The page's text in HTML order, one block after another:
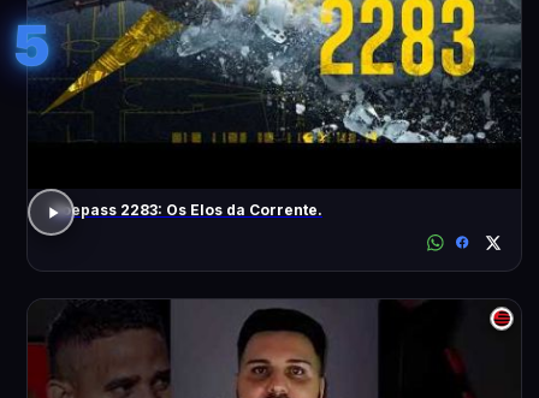
5
Voepass 2283: Os Elos da Corrente.